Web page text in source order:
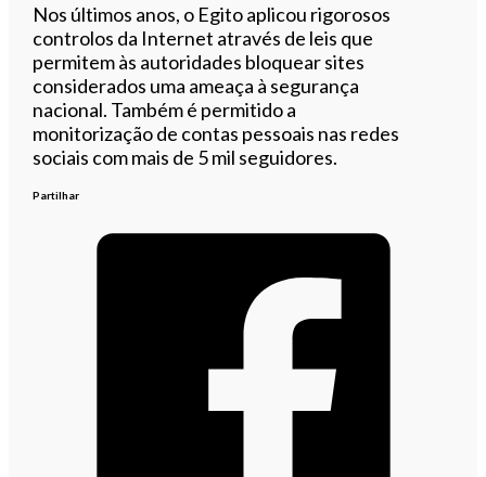
Nos últimos anos, o Egito aplicou rigorosos
controlos da Internet através de leis que
permitem às autoridades bloquear sites
considerados uma ameaça à segurança
nacional. Também é permitido a
monitorização de contas pessoais nas redes
sociais com mais de 5 mil seguidores.
Partilhar